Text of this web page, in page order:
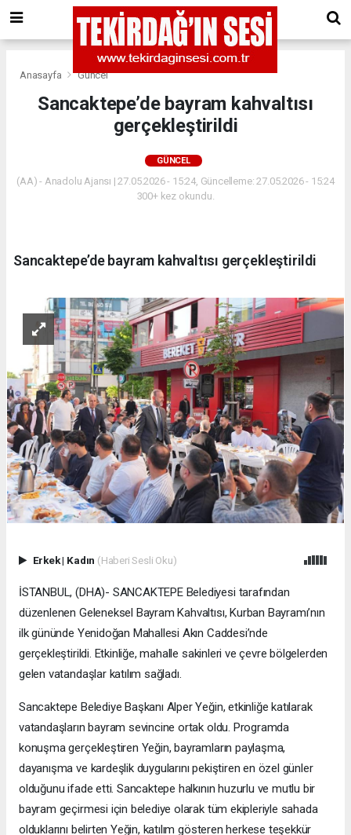
Anasayfa Güncel
Sancaktepe’de bayram kahvaltısı
gerçekleştirildi
GÜNCEL
(AA) - Anadolu Ajansı | 27.05.2026 - 15:24, Güncelleme: 27.05.2026 - 15:24
300+ kez okundu.
Sancaktepe’de bayram kahvaltısı gerçekleştirildi
Erkek| Kadın (Haberi Sesli Oku)
İSTANBUL, (DHA)- SANCAKTEPE Belediyesi tarafından
düzenlenen Geleneksel Bayram Kahvaltısı, Kurban Bayramı’nın
ilk gününde Yenidoğan Mahallesi Akın Caddesi’nde
gerçekleştirildi. Etkinliğe, mahalle sakinleri ve çevre bölgelerden
gelen vatandaşlar katılım sağladı.
Sancaktepe Belediye Başkanı Alper Yeğin, etkinliğe katılarak
vatandaşların bayram sevincine ortak oldu. Programda
konuşma gerçekleştiren Yeğin, bayramların paylaşma,
dayanışma ve kardeşlik duygularını pekiştiren en özel günler
olduğunu ifade etti. Sancaktepe halkının huzurlu ve mutlu bir
bayram geçirmesi için belediye olarak tüm ekipleriyle sahada
olduklarını belirten Yeğin, katılım gösteren herkese teşekkür